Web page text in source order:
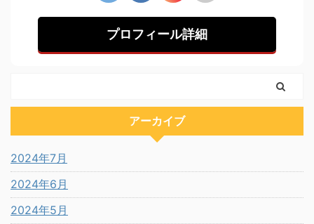
プロフィール詳細
アーカイブ
2024年7月
2024年6月
2024年5月